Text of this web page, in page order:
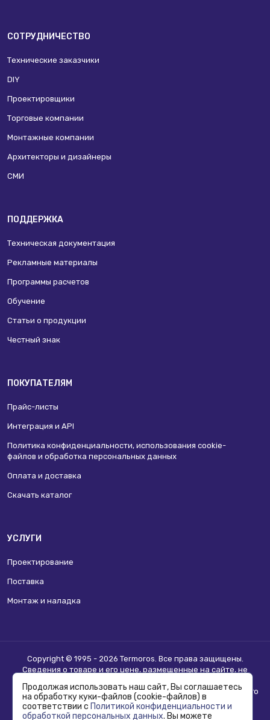
СОТРУДНИЧЕСТВО
Технические заказчики
DIY
Проектировщики
Торговые компании
Монтажные компании
Архитекторы и дизайнеры
СМИ
ПОДДЕРЖКА
Техническая документация
Рекламные материалы
Программы расчетов
Обучение
Статьи о продукции
Честный знак
ПОКУПАТЕЛЯМ
Прайс-листы
Интеграция и API
Политика конфиденциальности, использования сookie-
файлов и обработка персональных данных
Оплата и доставка
Скачать каталог
УСЛУГИ
Проектирование
Поставка
Монтаж и наладка
Copyright © 1995 - 2026 Termoros. Все права защищены.
Сведения о товаре и его цене, размещенные на сайте, не
Информацию о возможности приобретения соответствующего
товара и условиях такого приобретения уточняйте в отделе
продаж.
Продолжая использовать наш сайт, Вы соглашаетесь
на обработку куки-файлов (cookie-файлов) в
соответствии с Политикой конфиденциальности и
обработкой персональных данных. Вы можете